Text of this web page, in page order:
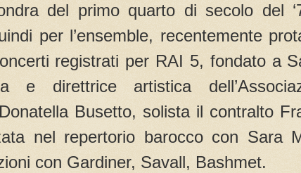
del primo quarto di secolo del
per l’ensemble, recentemente
registrati per RAI 5, fondato a
e direttrice artistica
Busetto, solista il contralto
nel repertorio barocco con Sara
con Gardiner, Savall, Bashmet.